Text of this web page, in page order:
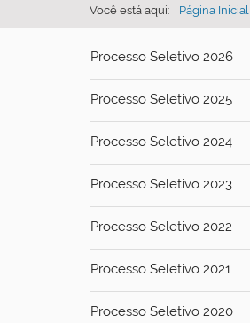
Você está aqui: Página Inicial
Processo Seletivo 2026
Processo Seletivo 2025
Processo Seletivo 2024
Processo Seletivo 2023
Processo Seletivo 2022
Processo Seletivo 2021
Processo Seletivo 2020